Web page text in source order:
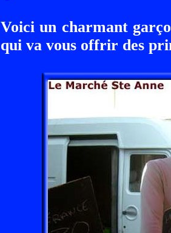
Voici un charmant
qui va vous offrir des